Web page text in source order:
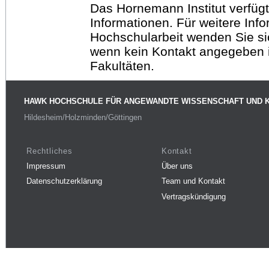
Das Hornemann Institut
Informationen. Für weitere
Hochschularbeit wenden Sie
wenn kein Kontakt
Fakultäten.
HAWK HOCHSCHULE FÜR ANGEWANDTE WISSENSCHAFT UND
Hildesheim/Holzminden/Göttingen
Rechtliches
Impressum
Datenschutzerklärung
Kontakt
Über uns
Team und Kontakt
Vertragskündigung